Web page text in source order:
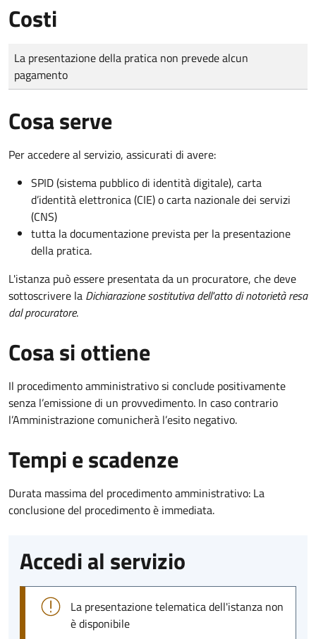
Costi
Tipo di pagamento
Importo
La presentazione della pratica non prevede alcun
pagamento
Cosa serve
Per accedere al servizio, assicurati di avere:
SPID (sistema pubblico di identità digitale), carta
d’identità elettronica (CIE) o carta nazionale dei servizi
(CNS)
tutta la documentazione prevista per la presentazione
della pratica.
L'istanza può essere presentata da un procuratore, che deve
sottoscrivere la Dichiarazione sostitutiva dell'atto di notorietà resa
dal procuratore.
Cosa si ottiene
Il procedimento amministrativo si conclude positivamente
senza l’emissione di un provvedimento. In caso contrario
l’Amministrazione comunicherà l’esito negativo.
Tempi e scadenze
Durata massima del procedimento amministrativo: La
conclusione del procedimento è immediata.
Accedi al servizio
La presentazione telematica dell'istanza non
è disponibile